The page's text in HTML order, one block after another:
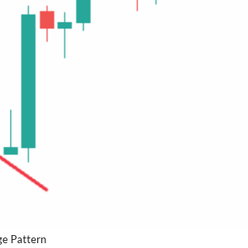
Pattern